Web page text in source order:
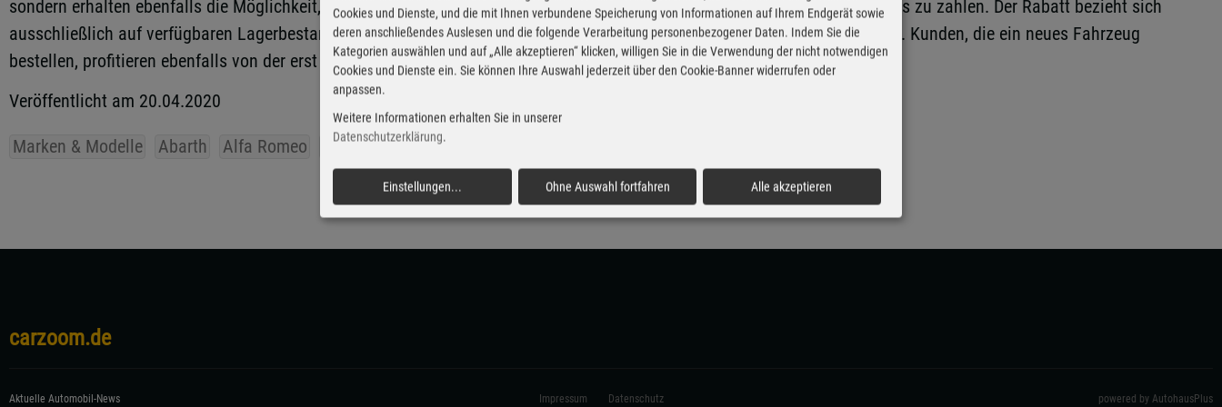
sondern erhalten ebenfalls die Möglichkeit, heute zu kaufen und ihre erste Finanzierungsrate zu beginn des nächsten Jahres zu zahlen. Der Rabatt bezieht sich
ausschließlich auf verfügbaren Lagerbestand, wobei der Kunde immer die volle vierjährige Fiat-Professional-Garantie erhält. Kunden, die ein neues Fahrzeug
bestellen, profitieren ebenfalls von der erst 2021 zu zahlenden ersten Rate. (ampnet/jri)
Veröffentlicht am 20.04.2020
Marken & Modelle Abarth Alfa Romeo Fiat Jeep Fiat Chrysler
carzoom.de
Aktuelle Automobil-News Impressum Datenschutz powered by AutohausPlus
Cookies und Dienste, und die mit Ihnen verbundene Speicherung von Informationen auf Ihrem Endgerät sowie
deren anschließendes Auslesen und die folgende Verarbeitung personenbezogener Daten. Indem Sie die
Kategorien auswählen und auf „Alle akzeptieren“ klicken, willigen Sie in die Verwendung der nicht notwendigen
Cookies und Dienste ein. Sie können Ihre Auswahl jederzeit über den Cookie-Banner widerrufen oder
anpassen.
Weitere Informationen erhalten Sie in unserer
Datenschutzerklärung.
Einstellungen... Ohne Auswahl fortfahren Alle akzeptieren